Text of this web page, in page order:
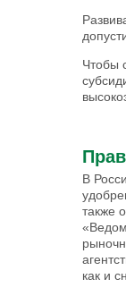
Чтобы
В
также
как и